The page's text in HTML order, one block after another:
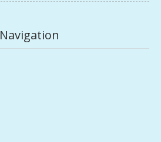
Navigation